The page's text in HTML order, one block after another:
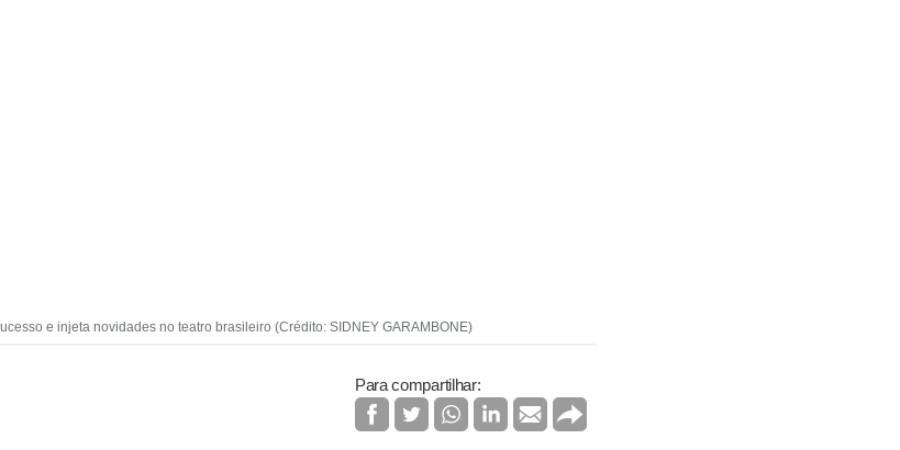
e injeta novidades no teatro brasileiro (Crédito: SIDNEY GARAMBONE)
Para compartilhar: